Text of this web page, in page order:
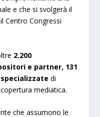
e che si svolgerà il
Centro Congressi
2.200
e partner, 131
di
mediatica.
che assumono le